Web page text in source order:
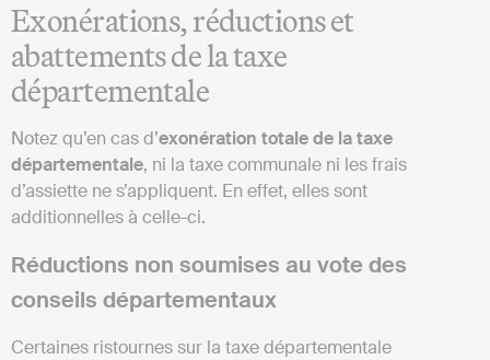
Exonérations, réductions et
abattements de la taxe
départementale
Notez qu’en cas d’exonération totale de la taxe
départementale, ni la taxe communale ni les frais
d’assiette ne s’appliquent. En effet, elles sont
additionnelles à celle-ci.
Réductions non soumises au vote des
conseils départementaux
Certaines ristournes sur la taxe départementale